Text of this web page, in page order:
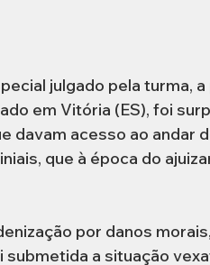
julgado pela turma,
em Vitória (ES), foi
davam acesso ao andar
que à época do
por danos
a situação